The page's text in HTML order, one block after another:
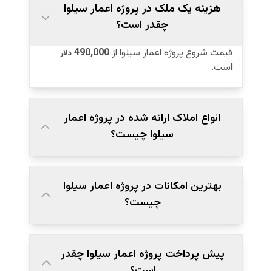
هزینه یک ملک در پروژه اعمار سیلوا
چقدر است؟
قیمت شروع پروژه اعمار سیلوا از490,000 دلار
است.
انواع املاک ارائه شده در پروژه اعمار
سیلوا چیست؟
بهترین امکانات در پروژه اعمار سیلوا
چیست؟
پیش پرداخت پروژه اعمار سیلوا چقدر